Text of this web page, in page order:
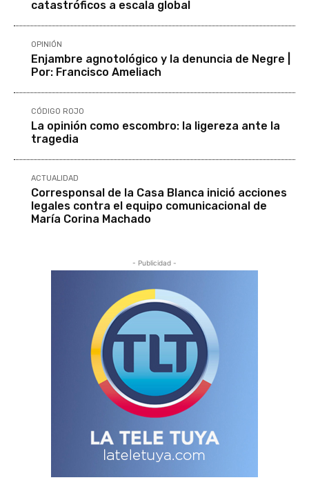
catastróficos a escala global
OPINIÓN
Enjambre agnotológico y la denuncia de Negre |
Por: Francisco Ameliach
CÓDIGO ROJO
La opinión como escombro: la ligereza ante la
tragedia
ACTUALIDAD
Corresponsal de la Casa Blanca inició acciones
legales contra el equipo comunicacional de
María Corina Machado
- Publicidad -